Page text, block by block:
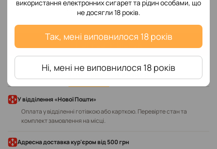
використання електронних сигарет та рідин особами, що
не досягли 18 років.
Так, мені виповнилося 18 років
Ні, мені не виповнилося 18 років
Додайте перший відгук
Написати відгук
Доставка Оплата
У відділення «Нової Пошти»
Оплата у відділенні готівкою або карткою. Перевірте стан та
комплект замовлення на місці.
Адресна доставка кур'єром від 500 грн